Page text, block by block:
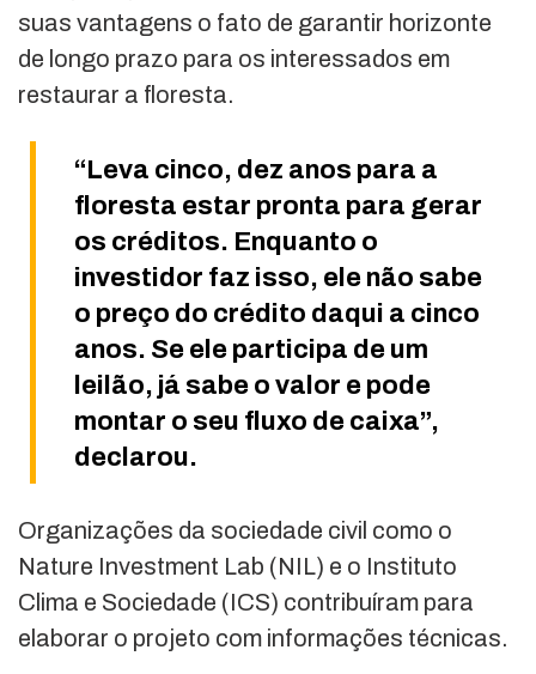
suas vantagens o fato de garantir horizonte
de longo prazo para os interessados em
restaurar a floresta.
“Leva cinco, dez anos para a
floresta estar pronta para gerar
os créditos. Enquanto o
investidor faz isso, ele não sabe
o preço do crédito daqui a cinco
anos. Se ele participa de um
leilão, já sabe o valor e pode
montar o seu fluxo de caixa”,
declarou.
Organizações da sociedade civil como o
Nature Investment Lab (NIL) e o Instituto
Clima e Sociedade (ICS) contribuíram para
elaborar o projeto com informações técnicas.